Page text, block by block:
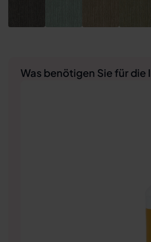
Was benötigen Sie für die